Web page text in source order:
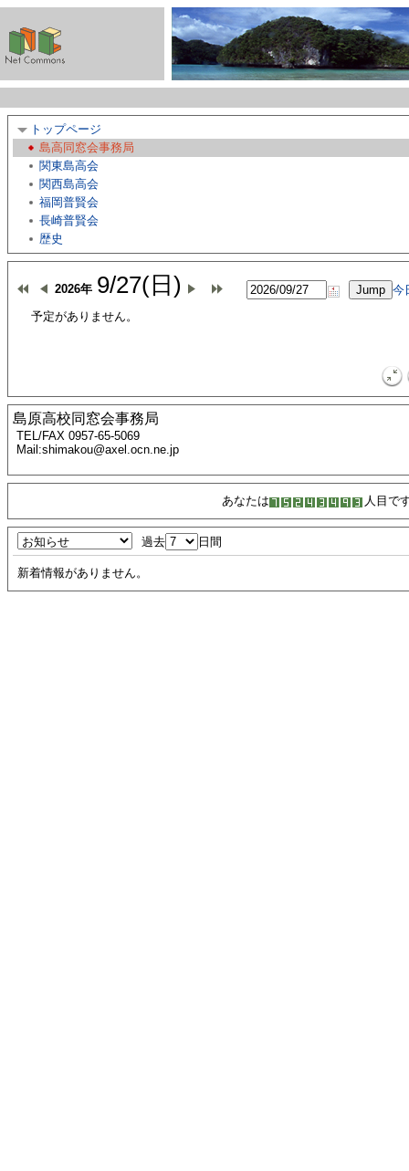
トップページ
島高同窓会事務局
関東島高会
関西島高会
福岡普賢会
長崎普賢会
歴史
2026年 9/27(日)
今
予定がありません。
島原高校同窓会事務局
TEL/FAX 0957-65-5069
Mail:shimakou@axel.ocn.ne.jp
あなたは 人目で
過去 日間
新着情報がありません。